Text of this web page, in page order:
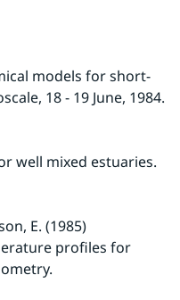
models for short-
18 - 19 June, 1984.
well mixed estuaries.
E. (1985)
profiles for